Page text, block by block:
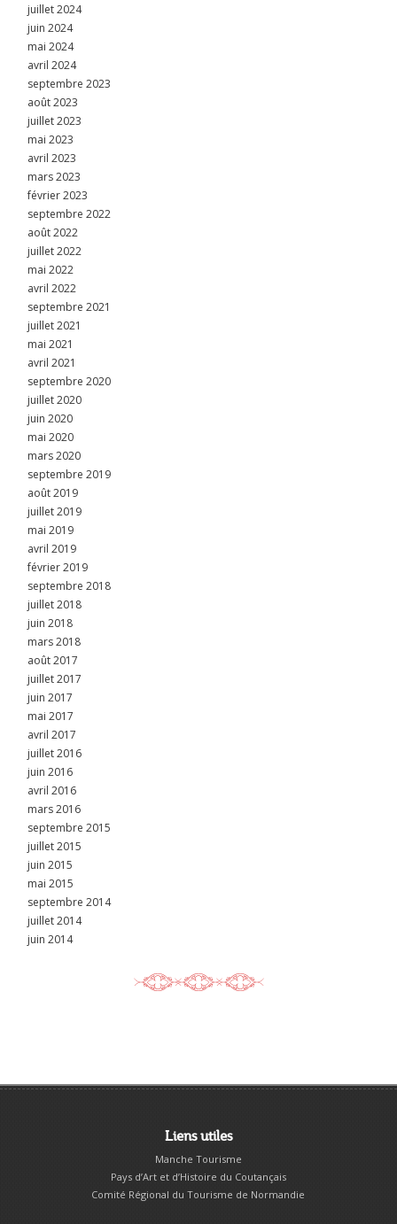
juillet 2024
juin 2024
mai 2024
avril 2024
septembre 2023
août 2023
juillet 2023
mai 2023
avril 2023
mars 2023
février 2023
septembre 2022
août 2022
juillet 2022
mai 2022
avril 2022
septembre 2021
juillet 2021
mai 2021
avril 2021
septembre 2020
juillet 2020
juin 2020
mai 2020
mars 2020
septembre 2019
août 2019
juillet 2019
mai 2019
avril 2019
février 2019
septembre 2018
juillet 2018
juin 2018
mars 2018
août 2017
juillet 2017
juin 2017
mai 2017
avril 2017
juillet 2016
juin 2016
avril 2016
mars 2016
septembre 2015
juillet 2015
juin 2015
mai 2015
septembre 2014
juillet 2014
juin 2014
Liens utiles
Manche Tourisme
Pays d’Art et d’Histoire du Coutançais
Comité Régional du Tourisme de Normandie